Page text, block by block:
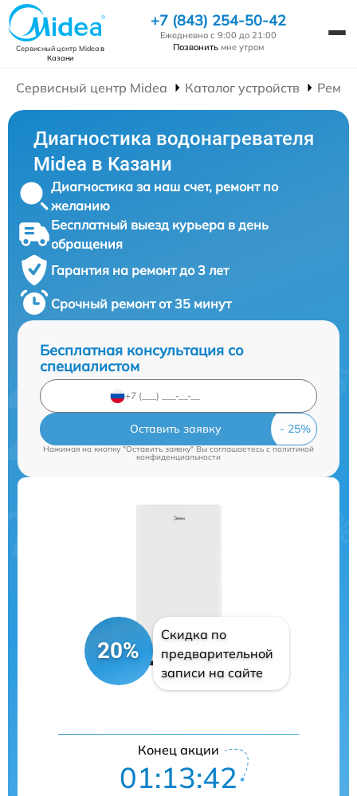
Сервисный центр Mideaв
Казани
+7 (843) 254-50-42
Ежедневно с 9:00 до 21:00
Позвонить мне утром
Сервисный центр Midea Каталог устройств
Диагностика водонагревателя
Midea в Казани
Диагностика за наш счет, ремонт по
желанию
Бесплатный выезд курьера в день
обращения
Гарантия на ремонт до 3 лет
Срочный ремонт от 35 минут
Бесплатная консультация со
специалистом
Оставить заявку
Нажимая на кнопку "Оставить заявку" Вы соглашаетесь cполитикой
конфиденциальности
20%
Скидка по
предварительной
записи на сайте
Конец акции
01:13:42